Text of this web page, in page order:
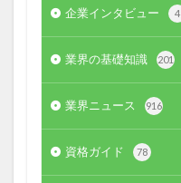
企業インタビュー 4
業界の基礎知識 201
業界ニュース 916
資格ガイド 78